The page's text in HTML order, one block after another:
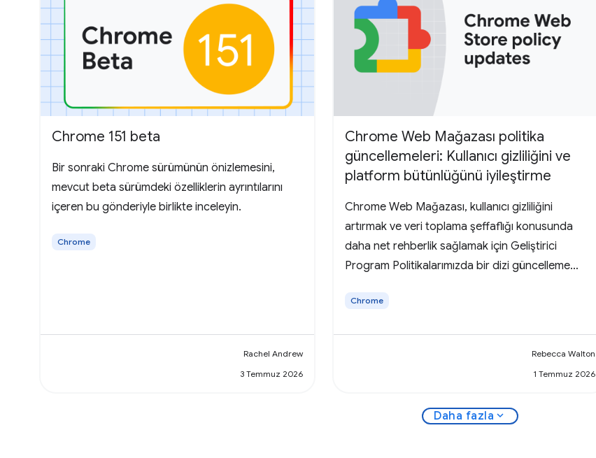
Chrome 151 beta
Bir sonraki Chrome sürümünün önizlemesini,
mevcut beta sürümdeki özelliklerin ayrıntılarını
içeren bu gönderiyle birlikte inceleyin.
Chrome
Rachel Andrew
3 Temmuz 2026
Chrome Web Mağazası politika
güncellemeleri: Kullanıcı gizliliğini ve
platform bütünlüğünü iyileştirme
Chrome Web Mağazası, kullanıcı gizliliğini
artırmak ve veri toplama şeffaflığı konusunda
daha net rehberlik sağlamak için Geliştirici
Program Politikalarımızda bir dizi güncelleme
Chrome
Rebecca Walton
1 Temmuz 2026
Daha fazla expand_more